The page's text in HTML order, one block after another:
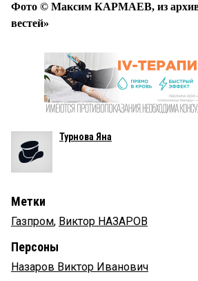
Фото © Максим КАРМАЕВ, из
вестей»
Турнова Яна
Метки
Газпром, Виктор НАЗАРОВ
Персоны
Назаров Виктор Иванович